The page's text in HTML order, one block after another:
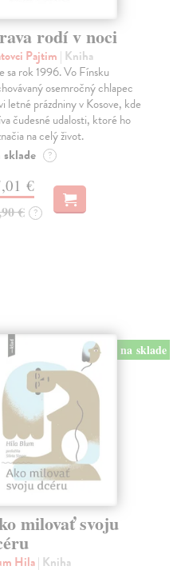
rodí v noci
Pajtim | Kniha
sa rok 1996. Vo Fínsku
osemročný chlapec
letné prázdniny v Kosove, kde
čudesné udalosti, ktoré ho
na celý život.
sklade ?
€
€ ?
na sklade
milovať svoju
Hila| Kniha